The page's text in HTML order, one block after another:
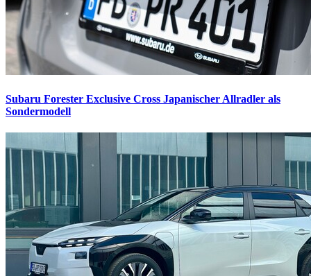
Subaru Forester Exclusive Cross Japanischer Allradler als
Sondermodell